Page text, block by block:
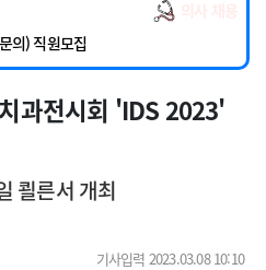
응급전담) 계약직 의사 공개채용
의) 직원모집
던트1년차) 모집
모집
임기제 임상의사 채용
과전시회 'IDS 2023'
쾰른서 개최
기사입력 2023.03.08 10:10